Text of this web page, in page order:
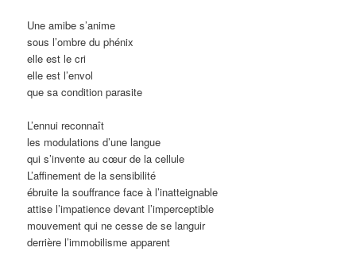
Une amibe s’anime
sous l’ombre du phénix
elle est le cri
elle est l’envol
que sa condition parasite
L’ennui reconnaît
les modulations d’une langue
qui s’invente au cœur de la cellule
L’affinement de la sensibilité
ébruite la souffrance face à l’inatteignable
attise l’impatience devant l’imperceptible
mouvement qui ne cesse de se languir
derrière l’immobilisme apparent